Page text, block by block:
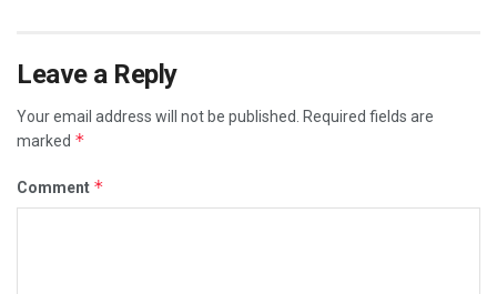
Leave a Reply
Your email address will not be published.
Required fields are
marked *
Comment *